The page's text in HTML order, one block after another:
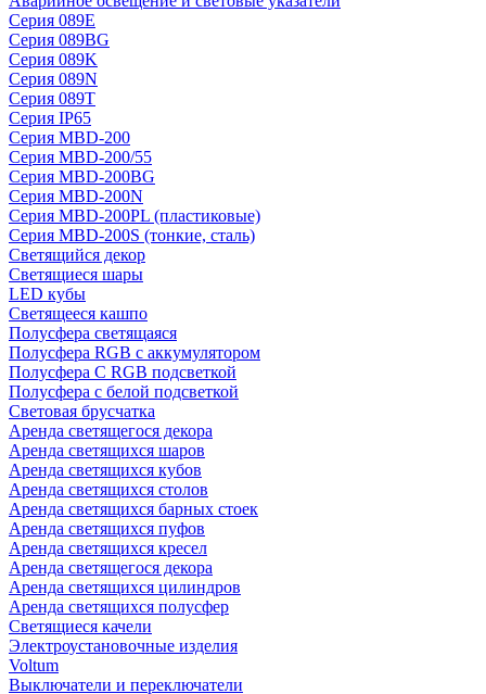
Серия 089E
Серия 089BG
Серия 089K
Серия 089N
Серия 089T
Серия IP65
Серия MBD-200
Серия MBD-200/55
Серия MBD-200BG
Серия MBD-200N
Серия MBD-200PL (пластиковые)
Серия MBD-200S (тонкие, сталь)
Светящийся декор
Светящиеся шары
LED кубы
Светящееся кашпо
Полусфера светящаяся
Полусфера RGB с аккумулятором
Полусфера С RGB подсветкой
Полусфера с белой подсветкой
Световая брусчатка
Аренда светящегося декора
Аренда светящихся шаров
Аренда светящихся кубов
Аренда светящихся столов
Аренда светящихся барных стоек
Аренда светящихся пуфов
Аренда светящихся кресел
Аренда светящегося декора
Аренда светящихся цилиндров
Аренда светящихся полусфер
Светящиеся качели
Электроустановочные изделия
Voltum
Выключатели и переключатели